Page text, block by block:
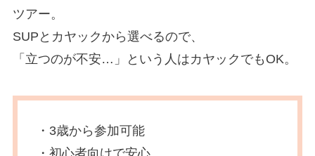
ツアー。
SUPとカヤックから選べるので、
「立つのが不安…」という人はカヤックでもOK。
・3歳から参加可能